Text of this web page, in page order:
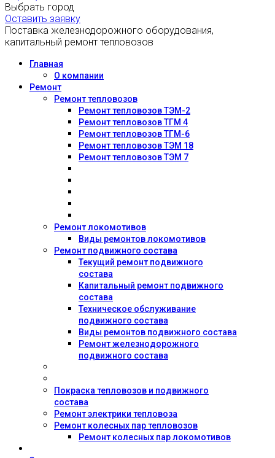
Выбрать город
Оставить заявку
Поставка железнодорожного оборудования,
капитальный ремонт тепловозов
Главная
О компании
Ремонт
Ремонт тепловозов
Ремонт тепловозов ТЭМ-2
Ремонт тепловозов ТГМ 4
Ремонт тепловозов ТГМ-6
Ремонт тепловозов ТЭМ 18
Ремонт тепловозов ТЭМ 7
Ремонт локомотивов
Виды ремонтов локомотивов
Ремонт подвижного состава
Текущий ремонт подвижного
состава
Капитальный ремонт подвижного
состава
Техническое обслуживание
подвижного состава
Виды ремонтов подвижного состава
Ремонт железнодорожного
подвижного состава
Покраска тепловозов и подвижного
состава
Ремонт электрики тепловоза
Ремонт колесных пар тепловозов
Ремонт колесных пар локомотивов